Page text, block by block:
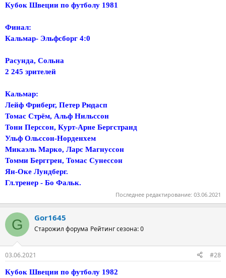
Кубок Швеции по футболу 1981
Финал:
Кальмар- Эльфсборг 4:0
Расунда, Сольна
2 245 зрителей
Кальмар:
Лейф Фриберг, Петер Рюдасп
Томас Стрём, Альф Нильссон
Тони Перссон, Курт-Арне Бергстранд
Ульф Ольссон-Норденхем
Микаэль Марко, Ларс Магнуссон
Томми Берггрен, Томас Сунессон
Ян-Оке Лундберг.
Гл.тренер - Бо Фальк.
Последнее редактирование: 03.06.2021
G Gor1645
Старожил форума Рейтинг сезона: 0
03.06.2021 #28
Кубок Швеции по футболу 1982